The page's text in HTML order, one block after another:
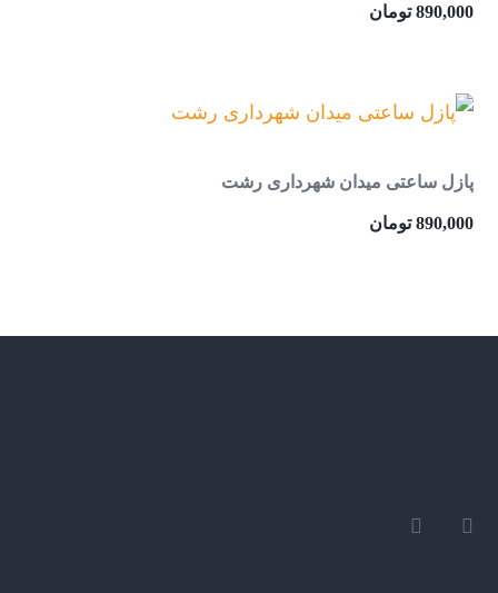
890,000 تومان
پازل ساعتی میدان شهرداری رشت
890,000 تومان